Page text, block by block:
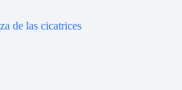
de las cicatrices